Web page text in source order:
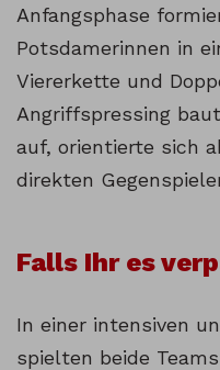
Anfangsphase
Potsdamerinnen in
Viererkette und
Angriffspressing
auf, orientierte sich
direkten
Falls Ihr es
In einer intensiven
spielten beide